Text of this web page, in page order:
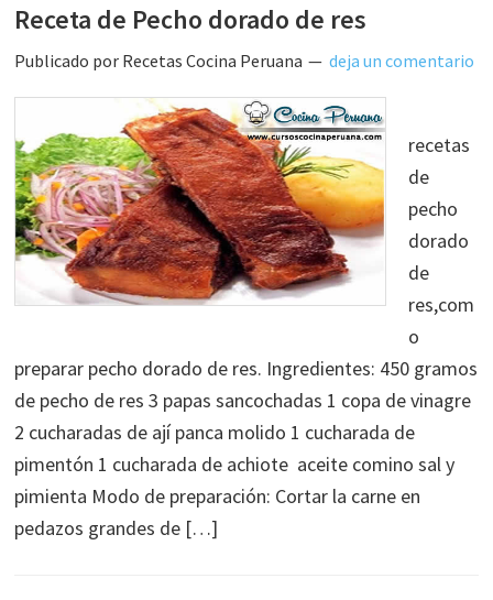
Receta de Pecho dorado de res
Publicado por Recetas Cocina Peruana deja un comentario
recetas
de
pecho
dorado
de
res,com
o
preparar pecho dorado de res. Ingredientes: 450 gramos
de pecho de res 3 papas sancochadas 1 copa de vinagre
2 cucharadas de ají panca molido 1 cucharada de
pimentón 1 cucharada de achiote aceite comino sal y
pimienta Modo de preparación: Cortar la carne en
pedazos grandes de […]